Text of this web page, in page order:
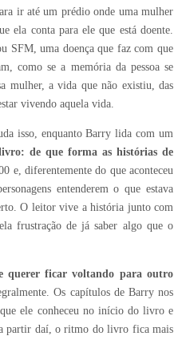
ir até um prédio onde uma mulher
ela conta para ele que está doente.
SFM, uma doença que faz com que
como se a memória da pessoa se
mulher, a vida que não existiu, das
vivendo aquela vida.
isso, enquanto Barry lida com um
de que forma as histórias de
e, diferentemente do que aconteceu
entenderem o que estava
O leitor vive a história junto com
frustração de já saber algo que o
querer ficar voltando para outro
Os capítulos de Barry nos
ele conheceu no início do livro e
partir daí, o ritmo do livro fica mais